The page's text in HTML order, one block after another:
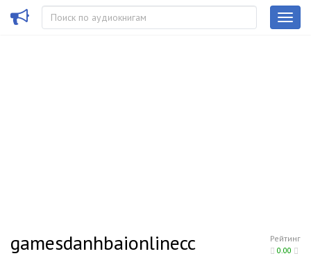
Рейтинг
0.00
gamesdanhbaionlinecc